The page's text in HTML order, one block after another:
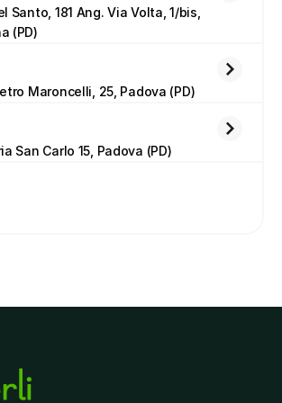
Santo, 181 Ang. Via Volta, 1/bis,
(PD)
Maroncelli, 25, Padova (PD)
San Carlo 15, Padova (PD)